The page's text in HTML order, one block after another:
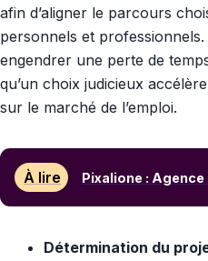
afin d’aligner le parcours
personnels et
engendrer une perte de
qu’un choix judicieux
sur le marché de l’emploi.
À lire Pixalione :
Détermination du